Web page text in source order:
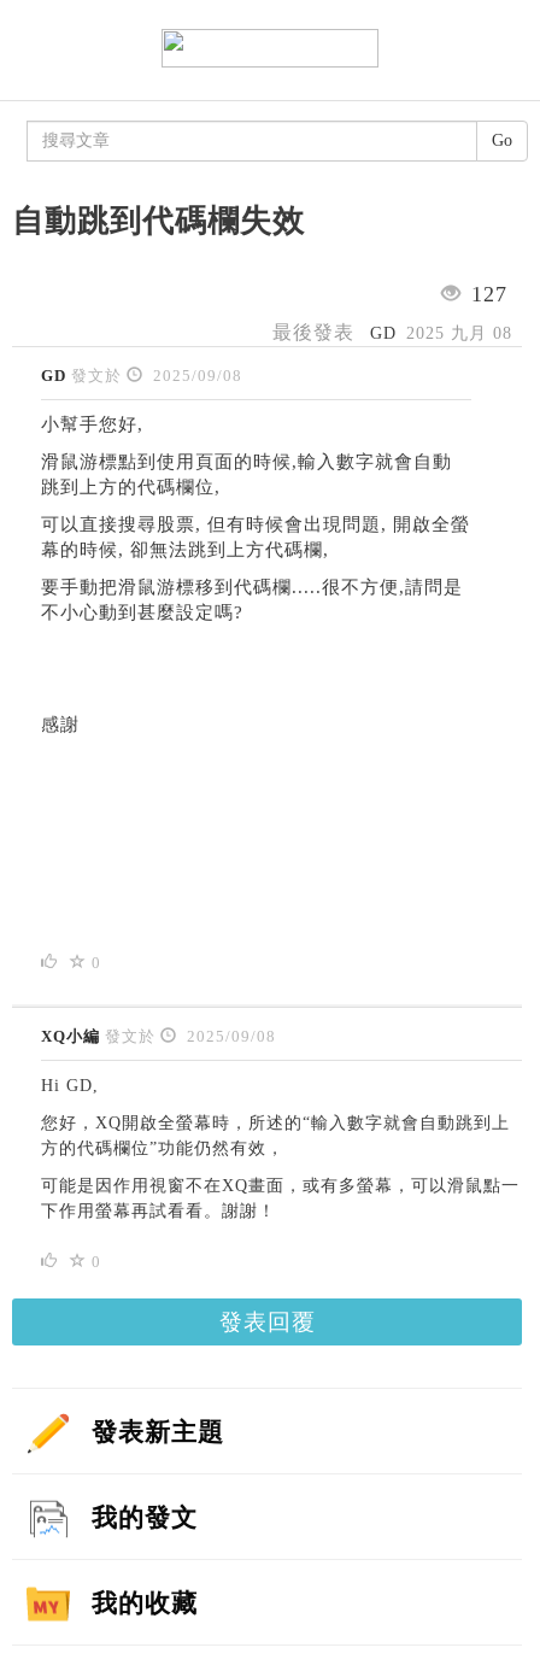
自動跳到代碼欄失效
127
最後發表 GD 2025 九月 08
GD 發文於 2025/09/08
小幫手您好,
滑鼠游標點到使用頁面的時候,輸入數字就會自動
跳到上方的代碼欄位,
可以直接搜尋股票, 但有時候會出現問題, 開啟全螢
幕的時候, 卻無法跳到上方代碼欄,
要手動把滑鼠游標移到代碼欄.....很不方便,請問是
不小心動到甚麼設定嗎?
感謝
0
XQ小編 發文於 2025/09/08
Hi GD,
您好，XQ開啟全螢幕時，所述的“輸入數字就會自動跳到上
方的代碼欄位”功能仍然有效，
可能是因作用視窗不在XQ畫面，或有多螢幕，可以滑鼠點一
下作用螢幕再試看看。謝謝！
0
發表回覆
Go
發表新主題
我的發文
我的收藏